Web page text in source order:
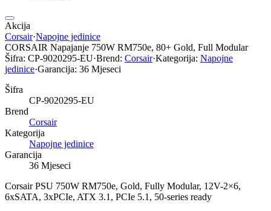
Akcija
Corsair·Napojne jedinice
CORSAIR Napajanje 750W RM750e, 80+ Gold, Full Modular
Šifra: CP-9020295-EU·Brend: Corsair·Kategorija: Napojne
jedinice·Garancija: 36 Mjeseci
Šifra
CP-9020295-EU
Brend
Corsair
Kategorija
Napojne jedinice
Garancija
36 Mjeseci
Corsair PSU 750W RM750e, Gold, Fully Modular, 12V-2×6,
6xSATA, 3xPCIe, ATX 3.1, PCIe 5.1, 50-series ready